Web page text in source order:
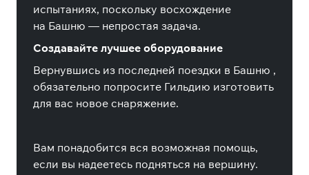
испытаниях, поскольку восхождение
на Башню — непростая задача.
Создавайте лучшее оборудование
Вернувшись из последней поездки в Башню ,
обязательно попросите Гильдию изготовить
для вас новое снаряжение.
Вам понадобится вся возможная помощь,
если вы надеетесь подняться на вершину.